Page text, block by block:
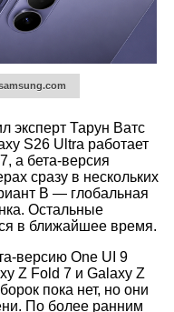
эксперт Тарун Ватс
S26 Ultra работает
а бета-версия
сразу в нескольких
B — глобальная
Остальные
в ближайшее время.
версию One UI 9
Z Fold 7 и Galaxy Z
пока нет, но они
По более ранним